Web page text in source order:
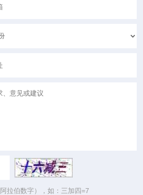
拉伯数字），如：三加四=7